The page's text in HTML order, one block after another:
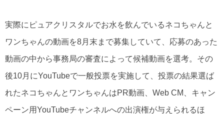
実際にピュアクリスタルでお水を飲んでいるネコちゃんと
ワンちゃんの動画を8月末まで募集していて、応募のあった
動画の中から事務局の審査によって候補動画を選考。その
後10月にYouTubeで一般投票を実施して、投票の結果選ば
れたネコちゃんとワンちゃんはPR動画、Web CM、キャン
ペーン用YouTubeチャンネルへの出演権が与えられるほ